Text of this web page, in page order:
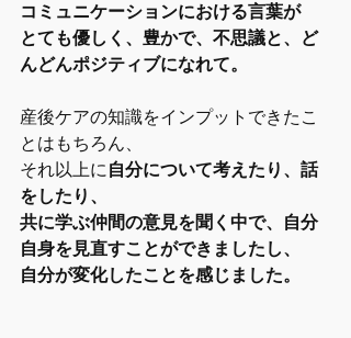
コミュニケーションにおける言葉が
とても優しく、豊かで、不思議と、ど
んどんポジティブになれて。
産後ケアの知識をインプットできたこ
とはもちろん、
それ以上に 自分について考えたり、話
をしたり、
共に学ぶ仲間の意見を聞く中で、自分
自身を見直すことができましたし、
自分が変化したことを感じました。